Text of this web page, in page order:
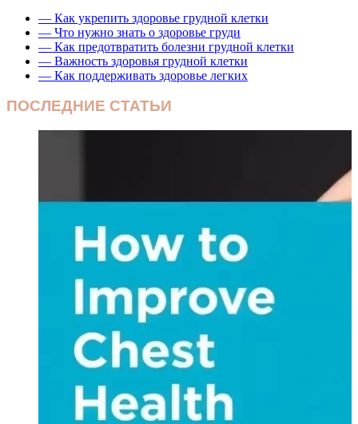
— Как укрепить здоровье грудной клетки
— Что нужно знать о здоровье груди
— Как предотвратить болезни грудной клетки
— Важность здоровья грудной клетки
— Как поддерживать здоровье легких
ПОСЛЕДНИЕ СТАТЬИ